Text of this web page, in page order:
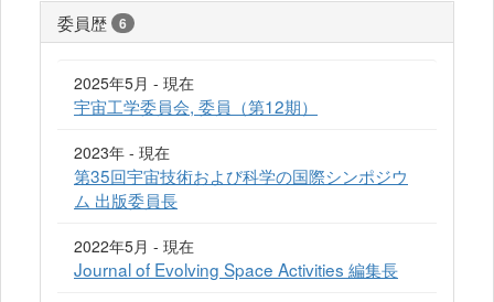
委員歴 6
2025年5月 - 現在
宇宙工学委員会, 委員（第12期）
2023年 - 現在
第35回宇宙技術および科学の国際シンポジウ
ム 出版委員長
2022年5月 - 現在
Journal of Evolving Space Activities 編集長